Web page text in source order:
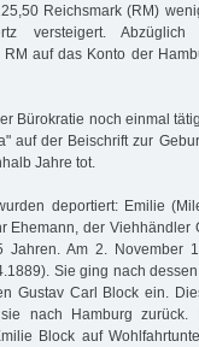
Reichsmark (RM)
versteigert.
auf das Konto der
Bürokratie noch einmal
auf der Beischrift zur
Jahre tot.
deportiert: Emilie
Ehemann, der Viehhändler
Am 2. November
Sie ging nach
Gustav Carl Block ein.
nach Hamburg
Block auf